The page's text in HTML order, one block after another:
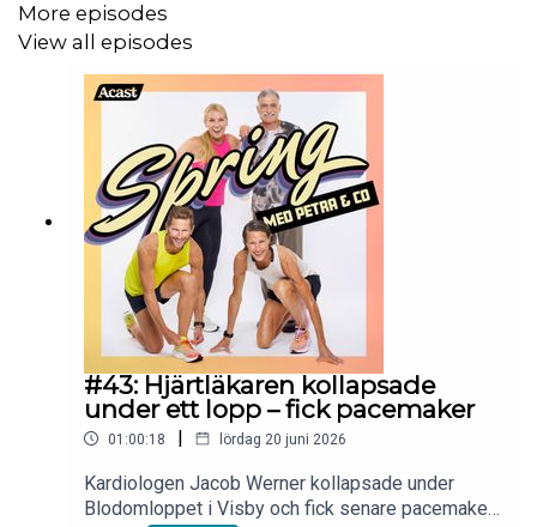
Följ Petra:
https://www.instagram.com/maratonpetra
Vill du nå en aktiv och köpstark målgrupp?
Bli samarbetspartner till Spring med Petra & CO! Mejla
petra.manstrom@gmail.comså snackar vi vidare!
More episodes
View all episodes
#43: Hjärtläkaren kollapsade
under ett lopp – fick pacemaker
01:00:18 | lördag 20 juni 2026
Kardiologen Jacob Werner kollapsade under
Blodomloppet i Visby och fick senare pacemaker.